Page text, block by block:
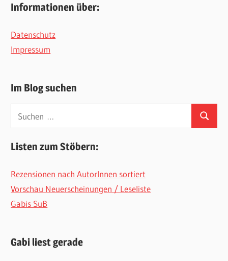
Informationen über:
Datenschutz
Impressum
Im Blog suchen
nach:
Suchen
Listen zum Stöbern:
Rezensionen nach AutorInnen sortiert
Vorschau Neuerscheinungen / Leseliste
Gabis SuB
Gabi liest gerade